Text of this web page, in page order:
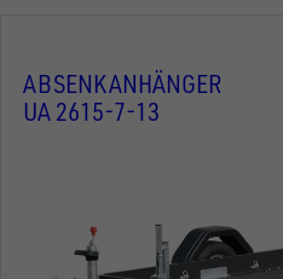
ABSENKANHÄNGER
UA 2615-7-13